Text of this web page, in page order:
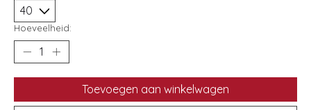
Hoeveelheid:
Toevoegen aan winkelwagen